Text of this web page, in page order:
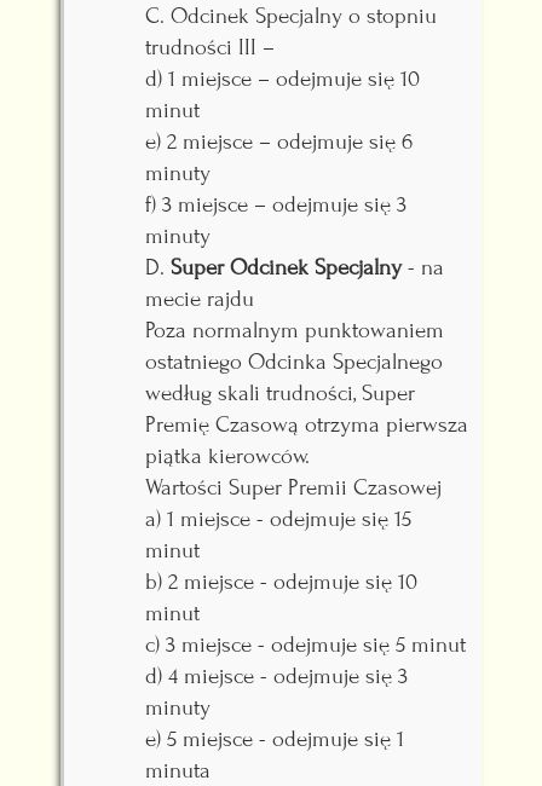
C. Odcinek Specjalny o stopniu
trudności III –
d) 1 miejsce – odejmuje się 10
minut
e) 2 miejsce – odejmuje się 6
minuty
f) 3 miejsce – odejmuje się 3
minuty
D. Super Odcinek Specjalny- na
mecie rajdu
Poza normalnym punktowaniem
ostatniego Odcinka Specjalnego
według skali trudności, Super
Premię Czasową otrzyma pierwsza
piątka kierowców.
Wartości Super Premii Czasowej
a) 1 miejsce - odejmuje się 15
minut
b) 2 miejsce - odejmuje się 10
minut
c) 3 miejsce - odejmuje się 5 minut
d) 4 miejsce - odejmuje się 3
minuty
e) 5 miejsce - odejmuje się 1
minuta